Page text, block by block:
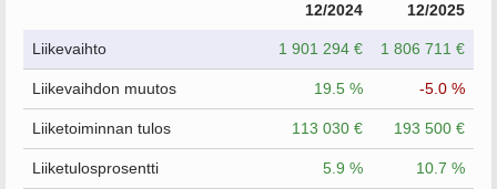
12/2024 12/2025
Liikevaihto 1 901 294 € 1 806 711 €
Liikevaihdon muutos 19.5 % -5.0 %
Liiketoiminnan tulos 113 030 € 193 500 €
Liiketulosprosentti 5.9 % 10.7 %